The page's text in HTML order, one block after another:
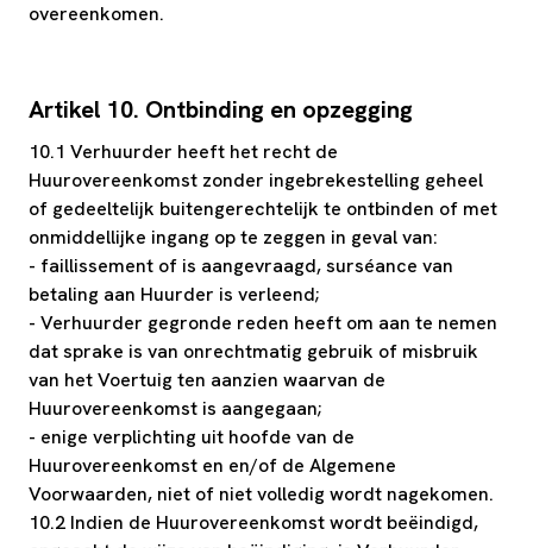
overeenkomen.
Artikel 10. Ontbinding en opzegging
10.1 Verhuurder heeft het recht de
Huurovereenkomst zonder ingebrekestelling geheel
of gedeeltelijk buitengerechtelijk te ontbinden of met
onmiddellijke ingang op te zeggen in geval van:
- faillissement of is aangevraagd, surséance van
betaling aan Huurder is verleend;
- Verhuurder gegronde reden heeft om aan te nemen
dat sprake is van onrechtmatig gebruik of misbruik
van het Voertuig ten aanzien waarvan de
Huurovereenkomst is aangegaan;
- enige verplichting uit hoofde van de
Huurovereenkomst en en/of de Algemene
Voorwaarden, niet of niet volledig wordt nagekomen.
10.2 Indien de Huurovereenkomst wordt beëindigd,